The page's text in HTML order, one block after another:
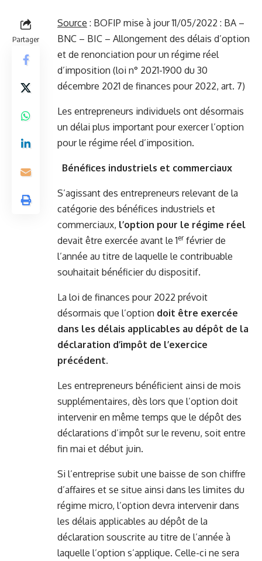
Partager
Source : BOFIP mise à jour 11/05/2022 : BA –
BNC – BIC – Allongement des délais d’option
et de renonciation pour un régime réel
d’imposition (loi n° 2021-1900 du 30
décembre 2021 de finances pour 2022, art. 7)
Les entrepreneurs individuels ont désormais
un délai plus important pour exercer l’option
pour le régime réel d’imposition.
Bénéfices industriels et commerciaux
S’agissant des entrepreneurs relevant de la
catégorie des bénéfices industriels et
commerciaux, l’option pour le régime réel
devait être exercée avant le 1erfévrier de
l’année au titre de laquelle le contribuable
souhaitait bénéficier du dispositif.
La loi de finances pour 2022 prévoit
désormais que l’option doit être exercée
dans les délais applicables au dépôt de la
déclaration d’impôt de l’exercice
précédent.
Les entrepreneurs bénéficient ainsi de mois
supplémentaires, dès lors que l’option doit
intervenir en même temps que le dépôt des
déclarations d’impôt sur le revenu, soit entre
fin mai et début juin.
Si l’entreprise subit une baisse de son chiffre
d’affaires et se situe ainsi dans les limites du
régime micro, l’option devra intervenir dans
les délais applicables au dépôt de la
déclaration souscrite au titre de l’année à
laquelle l’option s’applique. Celle-ci ne sera